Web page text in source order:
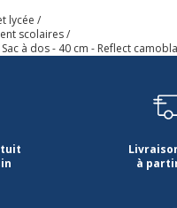
lycée
scolaires
Sac à dos - 40 cm - Reflect
à